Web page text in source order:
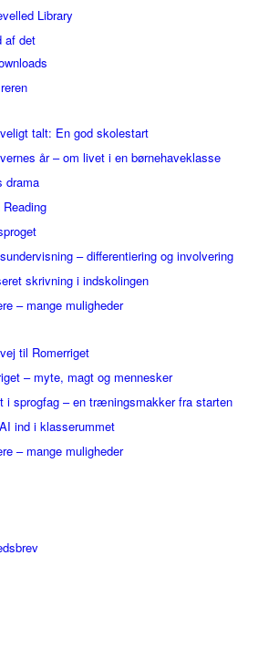
Library
af det
talt: En god skolestart
år – om livet i en børnehaveklasse
drama
– differentiering og involvering
skrivning i indskolingen
– mange muligheder
til Romerriget
– myte, magt og mennesker
i sprogfag – en træningsmakker fra starten
ind i klasserummet
– mange muligheder